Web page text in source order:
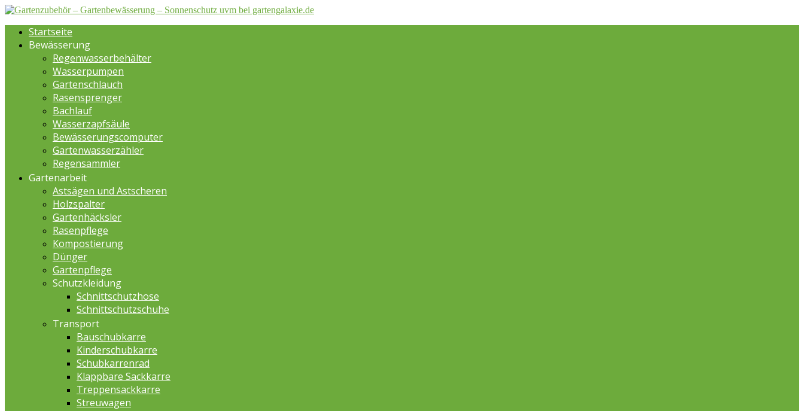
Startseite
Bewässerung
Regenwasserbehälter
Wasserpumpen
Gartenschlauch
Rasensprenger
Bachlauf
Wasserzapfsäule
Bewässerungscomputer
Gartenwasserzähler
Regensammler
Gartenarbeit
Astsägen und Astscheren
Holzspalter
Gartenhäcksler
Rasenpflege
Kompostierung
Dünger
Gartenpflege
Schutzkleidung
Schnittschutzhose
Schnittschutzschuhe
Transport
Bauschubkarre
Kinderschubkarre
Schubkarrenrad
Klappbare Sackkarre
Treppensackkarre
Streuwagen